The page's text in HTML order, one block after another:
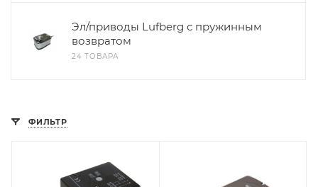
Эл/приводы Lufberg с пружинным
возвратом
24 ТОВАРА
ФИЛЬТР